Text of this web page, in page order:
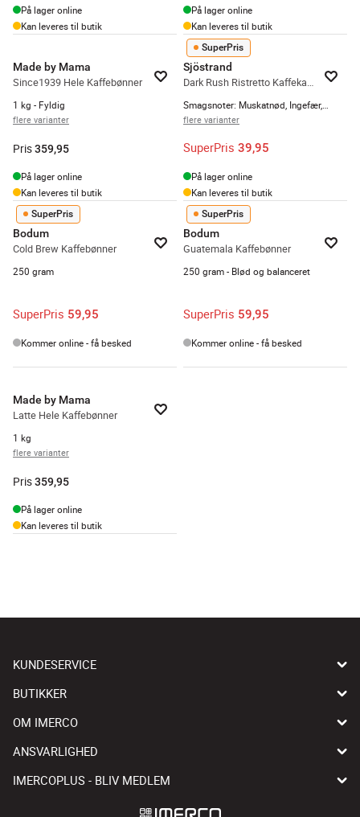
På lager online
Kan leveres til butik
På lager online
Kan leveres til butik
Made by Mama
Since1939 Hele Kaffebønner
1 kg - Fyldig
flere varianter
Pris359,95
På lager online
Kan leveres til butik
SuperPris
Sjöstrand
Dark Rush Ristretto Kaffekapsler - 10 stk.
flere varianter
SuperPris 39,95
På lager online
Kan leveres til butik
SuperPris
Bodum
Cold Brew Kaffebønner
250 gram
SuperPris 59,95
Kommer online - få besked
SuperPris
Bodum
Guatemala Kaffebønner
250 gram - Blød og balanceret
SuperPris 59,95
Kommer online - få besked
Made by Mama
Latte Hele Kaffebønner
1 kg
flere varianter
Pris359,95
På lager online
Kan leveres til butik
KUNDESERVICE
BUTIKKER
OM IMERCO
ANSVARLIGHED
IMERCOPLUS - BLIV MEDLEM